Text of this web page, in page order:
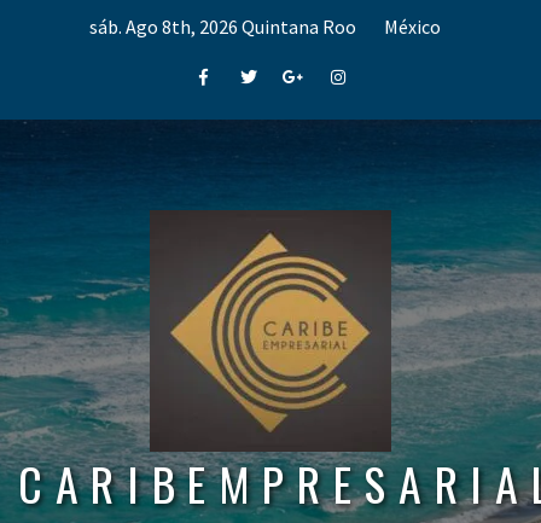
sáb. Ago 8th, 2026 Quintana Roo México
FacebookTwitterGoogle+Instagram